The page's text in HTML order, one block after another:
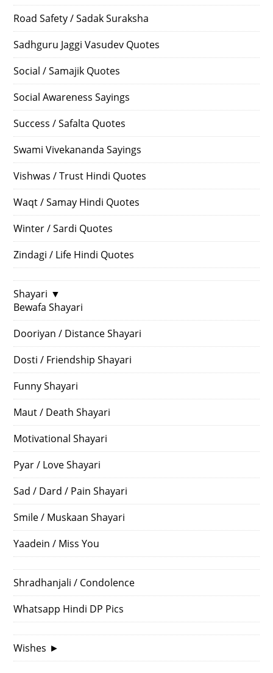
Road Safety / Sadak Suraksha
Sadhguru Jaggi Vasudev Quotes
Social / Samajik Quotes
Social Awareness Sayings
Success / Safalta Quotes
Swami Vivekananda Sayings
Vishwas / Trust Hindi Quotes
Waqt / Samay Hindi Quotes
Winter / Sardi Quotes
Zindagi / Life Hindi Quotes
Shayari ▼
Bewafa Shayari
Dooriyan / Distance Shayari
Dosti / Friendship Shayari
Funny Shayari
Maut / Death Shayari
Motivational Shayari
Pyar / Love Shayari
Sad / Dard / Pain Shayari
Smile / Muskaan Shayari
Yaadein / Miss You
Shradhanjali / Condolence
Whatsapp Hindi DP Pics
Wishes ►